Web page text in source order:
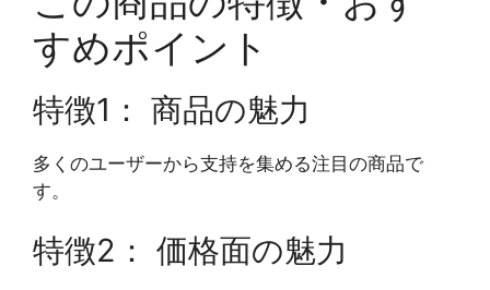
すめポイント
特徴1： 商品の魅力
多くのユーザーから支持を集める注目の商品で
す。
特徴2： 価格面の魅力